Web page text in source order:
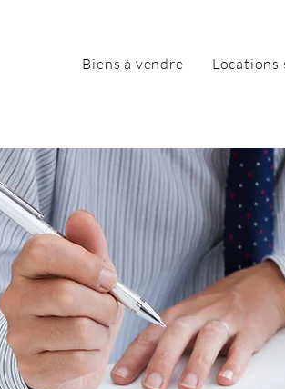
Biens à vendre Locations